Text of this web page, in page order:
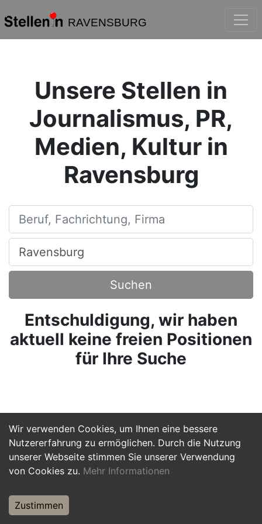
RAVENSBURG
Wir verwenden Cookies, um Ihnen eine bessere
Nutzererfahrung zu ermöglichen. Durch die Nutzung
unserer Webseite stimmen Sie unserer Verwendung
von Cookies zu. Mehr Informationen
Zustimmen
Unsere Stellen in
Journalismus, PR,
Medien, Kultur in
Ravensburg
Beruf, Fachrichtung, Firma
Ort, Stadt
Suchen
Entschuldigung, wir haben
aktuell keine freien Positionen
für Ihre Suche